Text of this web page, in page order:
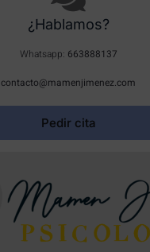
¿Hablamos?
Whatsapp: 663888137
contacto@mamenjimenez.com
Pedir cita